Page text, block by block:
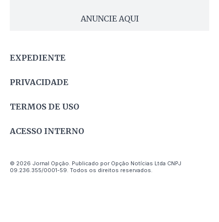
ANUNCIE AQUI
EXPEDIENTE
PRIVACIDADE
TERMOS DE USO
ACESSO INTERNO
© 2026 Jornal Opção. Publicado por Opção Notícias Ltda CNPJ
09.236.355/0001-59. Todos os direitos reservados.